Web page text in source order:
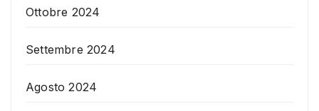
Ottobre 2024
Settembre 2024
Agosto 2024